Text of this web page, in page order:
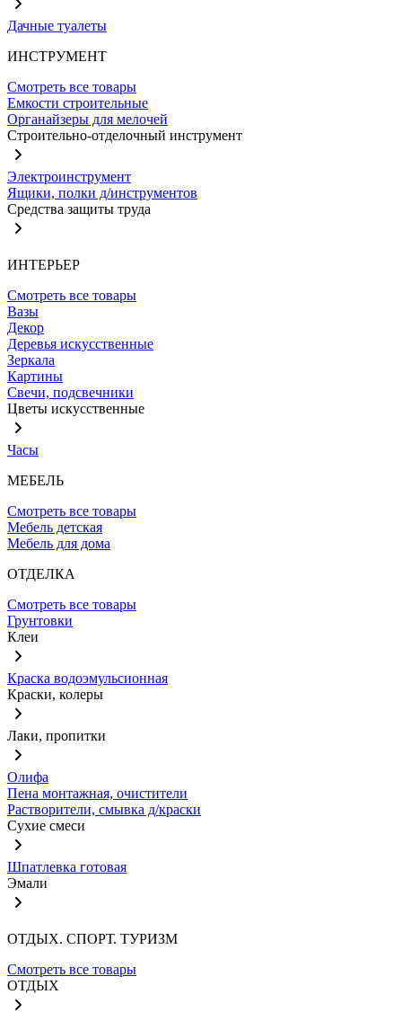
Дачные туалеты
ИНСТРУМЕНТ
Смотреть все товары
Емкости строительные
Органайзеры для мелочей
Строительно-отделочный инструмент
Электроинструмент
Ящики, полки д/инструментов
Средства защиты труда
ИНТЕРЬЕР
Смотреть все товары
Вазы
Декор
Деревья искусственные
Зеркала
Картины
Свечи, подсвечники
Цветы искусственные
Часы
МЕБЕЛЬ
Смотреть все товары
Мебель детская
Мебель для дома
ОТДЕЛКА
Смотреть все товары
Грунтовки
Клеи
Краска водоэмульсионная
Краски, колеры
Лаки, пропитки
Олифа
Пена монтажная, очистители
Растворители, смывка д/краски
Сухие смеси
Шпатлевка готовая
Эмали
ОТДЫХ. СПОРТ. ТУРИЗМ
Смотреть все товары
ОТДЫХ